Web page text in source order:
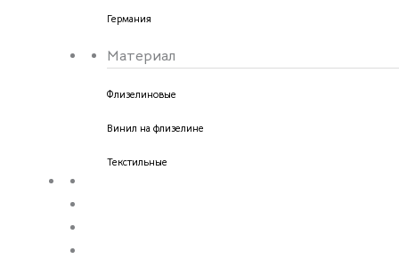
Германия
Материал
Флизелиновые
Винил на флизелине
Текстильные